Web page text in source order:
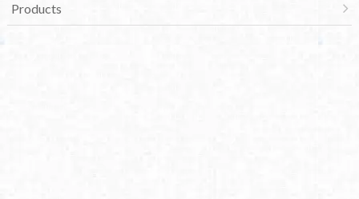
Products